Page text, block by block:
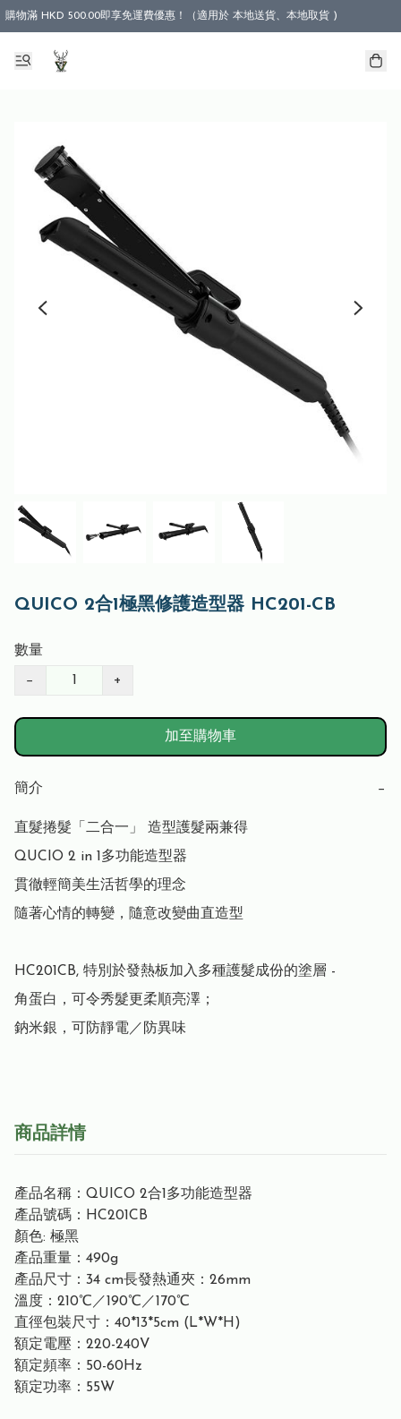
購物滿 HKD 500.00即享免運費優惠！（適用於 本地送貨、本地取貨 )
QUICO 2合1極黑修護造型器 HC201-CB
數量
− +
加至購物車
簡介 −
直髮捲髮「二合一」 造型護髮兩兼得
QUCIO 2 in 1多功能造型器
貫徹輕簡美生活哲學的理念
隨著心情的轉變，隨意改變曲直造型
HC201CB, 特別於發熱板加入多種護髮成份的塗層 -
角蛋白，可令秀髮更柔順亮澤；
鈉米銀，可防靜電／防異味
商品詳情
產品名稱：QUICO 2合1多功能造型器
產品號碼：HC201CB
顏色: 極黑
產品重量：490g
產品尺寸：34 cm長發熱通夾：26mm
溫度：210℃／190℃／170℃
直徑包裝尺寸：40*13*5cm (L*W*H)
額定電壓：220-240V
額定頻率：50-60Hz
額定功率：55W